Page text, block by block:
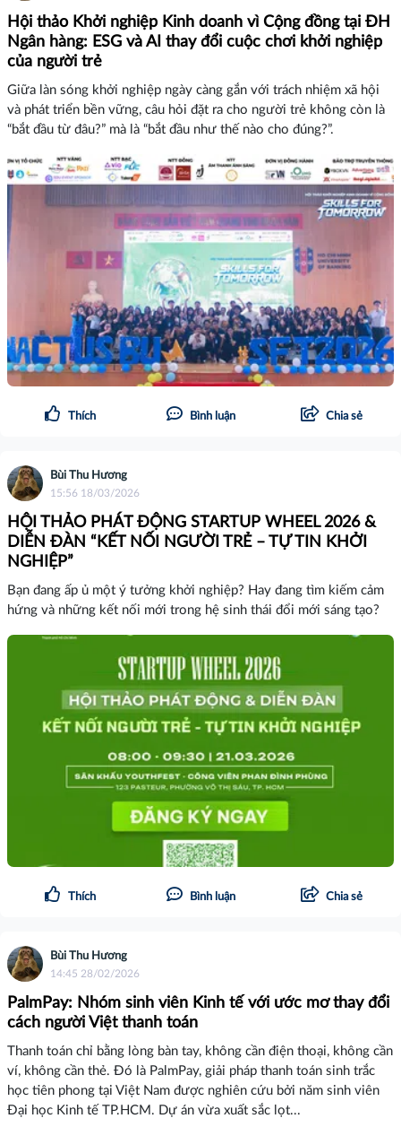
Hội thảo Khởi nghiệp Kinh doanh vì Cộng đồng tại ĐH
Ngân hàng: ESG và AI thay đổi cuộc chơi khởi nghiệp
của người trẻ
Giữa làn sóng khởi nghiệp ngày càng gắn với trách nhiệm xã hội
và phát triển bền vững, câu hỏi đặt ra cho người trẻ không còn là
“bắt đầu từ đâu?” mà là “bắt đầu như thế nào cho đúng?”.
Thích Bình luận Chia sẻ
Bùi Thu Hương
15:56 18/03/2026
HỘI THẢO PHÁT ĐỘNG STARTUP WHEEL 2026 &
DIỄN ĐÀN “KẾT NỐI NGƯỜI TRẺ – TỰ TIN KHỞI
NGHIỆP”
Bạn đang ấp ủ một ý tưởng khởi nghiệp? Hay đang tìm kiếm cảm
hứng và những kết nối mới trong hệ sinh thái đổi mới sáng tạo?
Thích Bình luận Chia sẻ
Bùi Thu Hương
14:45 28/02/2026
PalmPay: Nhóm sinh viên Kinh tế với ước mơ thay đổi
cách người Việt thanh toán
Thanh toán chỉ bằng lòng bàn tay, không cần điện thoại, không cần
ví, không cần thẻ. Đó là PalmPay, giải pháp thanh toán sinh trắc
học tiên phong tại Việt Nam được nghiên cứu bởi năm sinh viên
Đại học Kinh tế TP.HCM. Dự án vừa xuất sắc lọt...